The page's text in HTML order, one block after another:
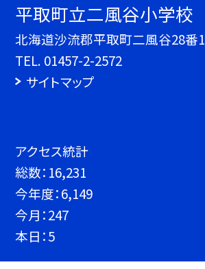
平取町立二風谷小学校
北海道沙流郡平取町二風谷28番1
TEL. 01457-2-2572
サイトマップ
アクセス統計
総数： 16,231
今年度：6,149
今月：247
本日：5